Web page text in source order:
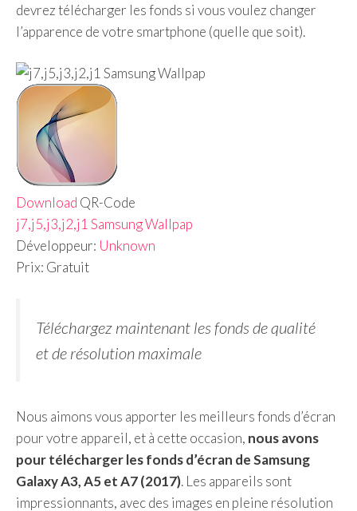
devrez télécharger les fonds si vous voulez changer
l’apparence de votre smartphone (quelle que soit).
Download QR-Code
j7,j5,j3,j2,j1 Samsung Wallpap
Développeur: Unknown
Prix: Gratuit
Téléchargez maintenant les fonds de qualité
et de résolution maximale
Nous aimons vous apporter les meilleurs fonds d’écran
pour votre appareil, et à cette occasion, nous avons
pour télécharger les fonds d’écran de Samsung
Galaxy A3, A5 et A7 (2017). Les appareils sont
impressionnants, avec des images en pleine résolution